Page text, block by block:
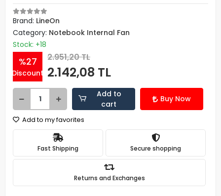
Brand: LineOn
Category: Notebook Internal Fan
Stock: +18
%27
Discount
2.951,20 TL
2.142,08 TL
Add to
cart
Buy Now
Add to my favorites
Fast Shipping Secure shopping
Returns and Exchanges